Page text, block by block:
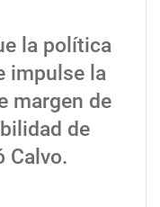
la política
impulse la
margen de
de
Calvo.